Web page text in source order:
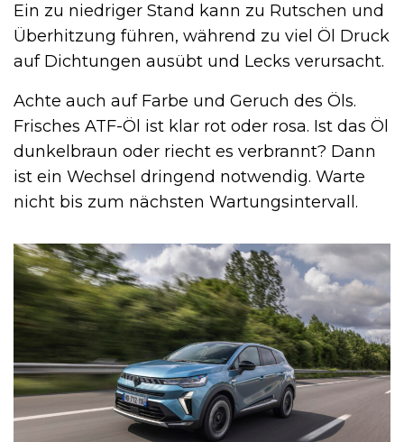
Ein zu niedriger Stand kann zu Rutschen und
Überhitzung führen, während zu viel Öl Druck
auf Dichtungen ausübt und Lecks verursacht.
Achte auch auf Farbe und Geruch des Öls.
Frisches ATF-Öl ist klar rot oder rosa. Ist das Öl
dunkelbraun oder riecht es verbrannt? Dann
ist ein Wechsel dringend notwendig. Warte
nicht bis zum nächsten Wartungsintervall.